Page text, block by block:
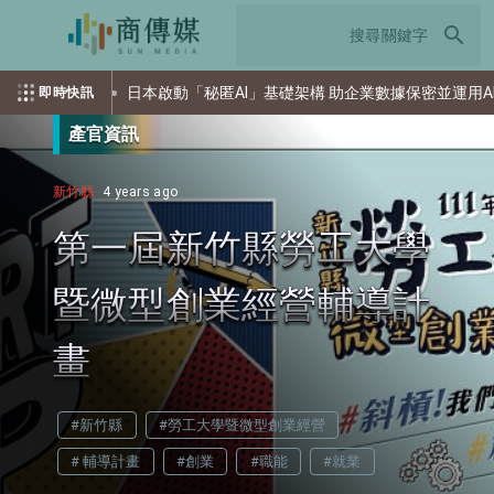
search
即時快訊日本啟動「秘匿AI」基礎架構 助企業數據保密並運用AI
產官資訊
新竹縣 4 years ago
第一屆新竹縣勞工大學
暨微型創業經營輔導計
畫
#新竹縣 #勞工大學暨微型創業經營
# 輔導計畫 #創業 #職能 #就業